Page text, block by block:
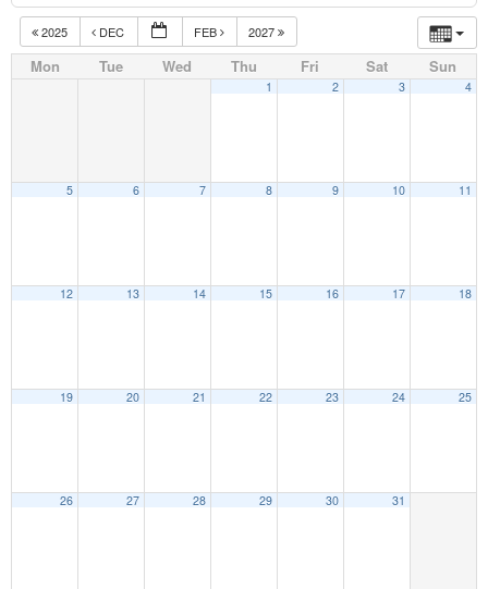
2025 DEC FEB 2027
Mon Tue Wed Thu Fri Sat Sun
1 2 3 4
5 6 7 8 9 10 11
12 13 14 15 16 17 18
19 20 21 22 23 24 25
26 27 28 29 30 31